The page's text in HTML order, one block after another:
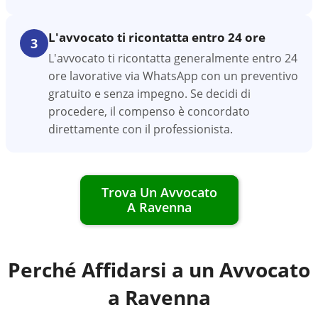
3 L'avvocato ti ricontatta entro 24 ore
L'avvocato ti ricontatta generalmente entro 24
ore lavorative via WhatsApp con un preventivo
gratuito e senza impegno. Se decidi di
procedere, il compenso è concordato
direttamente con il professionista.
Trova Un Avvocato
A Ravenna
Perché Affidarsi a un Avvocato
a Ravenna